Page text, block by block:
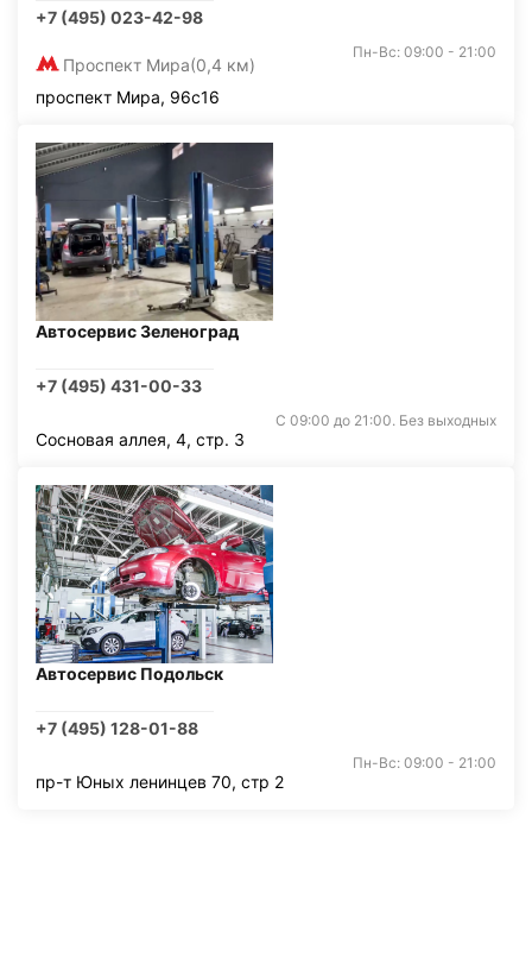
+7 (495) 023-42-98
Проспект Мира(0,4 км)
Пн-Вс: 09:00 - 21:00
проспект Мира, 96с16
Автосервис Зеленоград
+7 (495) 431-00-33
С 09:00 до 21:00. Без выходных
Сосновая аллея, 4, стр. 3
Автосервис Подольск
+7 (495) 128-01-88
Пн-Вс: 09:00 - 21:00
пр-т Юных ленинцев 70, стр 2